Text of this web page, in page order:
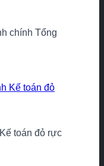
chính Tổng
toán đỏ rực